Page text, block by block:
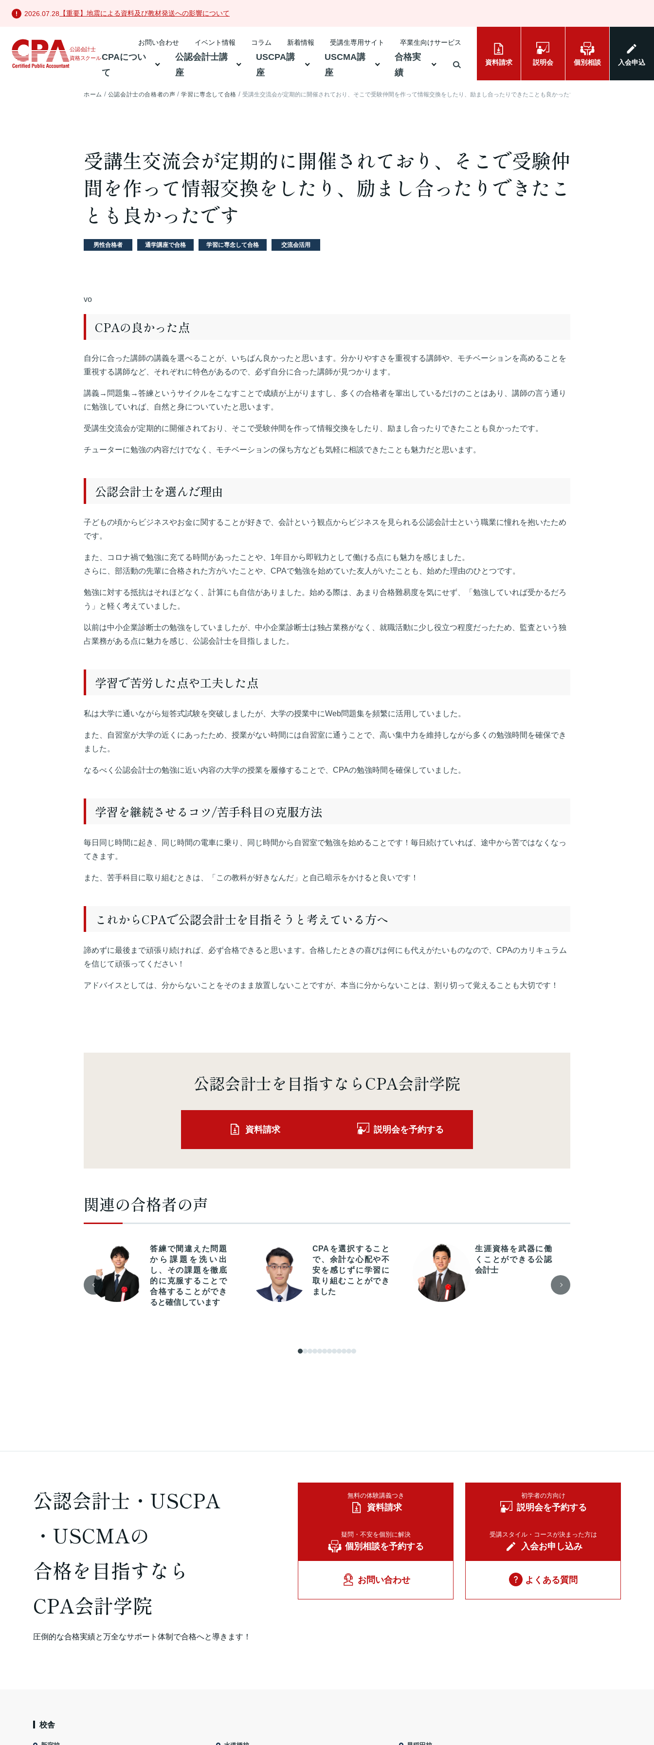
2026.07.28 【重要】地震による資料及び教材発送への影響について
公認会計士
資格スクールCPAについ
て
公認会計士講
座
USCPA講
座
USCMA講
座
合格実
績
お問い合わせ イベント情報 コラム 新着情報 受講生専用サイト 卒業生向けサービス
資料請求 説明会 個別相談 入会申込
ホーム 公認会計士の合格者の声 学習に専念して合格 受講生交流会が定期的に開催されており、そこで受験仲間を作って情報交換をしたり、励まし合ったりできたことも良かったです
受講生交流会が定期的に開催されており、そこで受験仲
間を作って情報交換をしたり、励まし合ったりできたこ
とも良かったです
男性合格者 通学講座で合格 学習に専念して合格 交流会活用
vo
CPAの良かった点
自分に合った講師の講義を選べることが、いちばん良かったと思います。分かりやすさを重視する講師や、モチベーションを高めることを
重視する講師など、それぞれに特色があるので、必ず自分に合った講師が見つかります。
講義→問題集→答練というサイクルをこなすことで成績が上がりますし、多くの合格者を輩出しているだけのことはあり、講師の言う通り
に勉強していれば、自然と身についていたと思います。
受講生交流会が定期的に開催されており、そこで受験仲間を作って情報交換をしたり、励まし合ったりできたことも良かったです。
チューターに勉強の内容だけでなく、モチベーションの保ち方なども気軽に相談できたことも魅力だと思います。
公認会計士を選んだ理由
子どもの頃からビジネスやお金に関することが好きで、会計という観点からビジネスを見られる公認会計士という職業に憧れを抱いたため
です。
また、コロナ禍で勉強に充てる時間があったことや、1年目から即戦力として働ける点にも魅力を感じました。
さらに、部活動の先輩に合格された方がいたことや、CPAで勉強を始めていた友人がいたことも、始めた理由のひとつです。
勉強に対する抵抗はそれほどなく、計算にも自信がありました。始める際は、あまり合格難易度を気にせず、「勉強していれば受かるだろ
う」と軽く考えていました。
以前は中小企業診断士の勉強をしていましたが、中小企業診断士は独占業務がなく、就職活動に少し役立つ程度だったため、監査という独
占業務がある点に魅力を感じ、公認会計士を目指しました。
学習で苦労した点や工夫した点
私は大学に通いながら短答式試験を突破しましたが、大学の授業中にWeb問題集を頻繁に活用していました。
また、自習室が大学の近くにあったため、授業がない時間には自習室に通うことで、高い集中力を維持しながら多くの勉強時間を確保でき
ました。
なるべく公認会計士の勉強に近い内容の大学の授業を履修することで、CPAの勉強時間を確保していました。
学習を継続させるコツ/苦手科目の克服方法
毎日同じ時間に起き、同じ時間の電車に乗り、同じ時間から自習室で勉強を始めることです！毎日続けていれば、途中から苦ではなくなっ
てきます。
また、苦手科目に取り組むときは、「この教科が好きなんだ」と自己暗示をかけると良いです！
これからCPAで公認会計士を目指そうと考えている方へ
諦めずに最後まで頑張り続ければ、必ず合格できると思います。合格したときの喜びは何にも代えがたいものなので、CPAのカリキュラム
を信じて頑張ってください！
アドバイスとしては、分からないことをそのまま放置しないことですが、本当に分からないことは、割り切って覚えることも大切です！
公認会計士を 目指すならCPA会計学院
資料請求 説明会を予約する
関連の合格者の声
答練で間違えた問題
から課題を洗い出
し、その課題を徹底
的に克服することで
合格することができ
ると確信しています
CPAを選択すること
で、余計な心配や不
安を感じずに学習に
取り組むことができ
ました
生涯資格を武器に働
くことができる公認
会計士
公認会計士・USCPA
・USCMAの
合格を 目指すなら
CPA会計学院
圧倒的な合格実績と万全なサポート体制で合格へと導きます！
無料の体験講義つき
資料請求
初学者の方向け
説明会を予約する
疑問・不安を個別に解決
個別相談を予約する
受講スタイル・コースが決まった方は
入会お申し込み
お問い合わせ よくある質問
校舎